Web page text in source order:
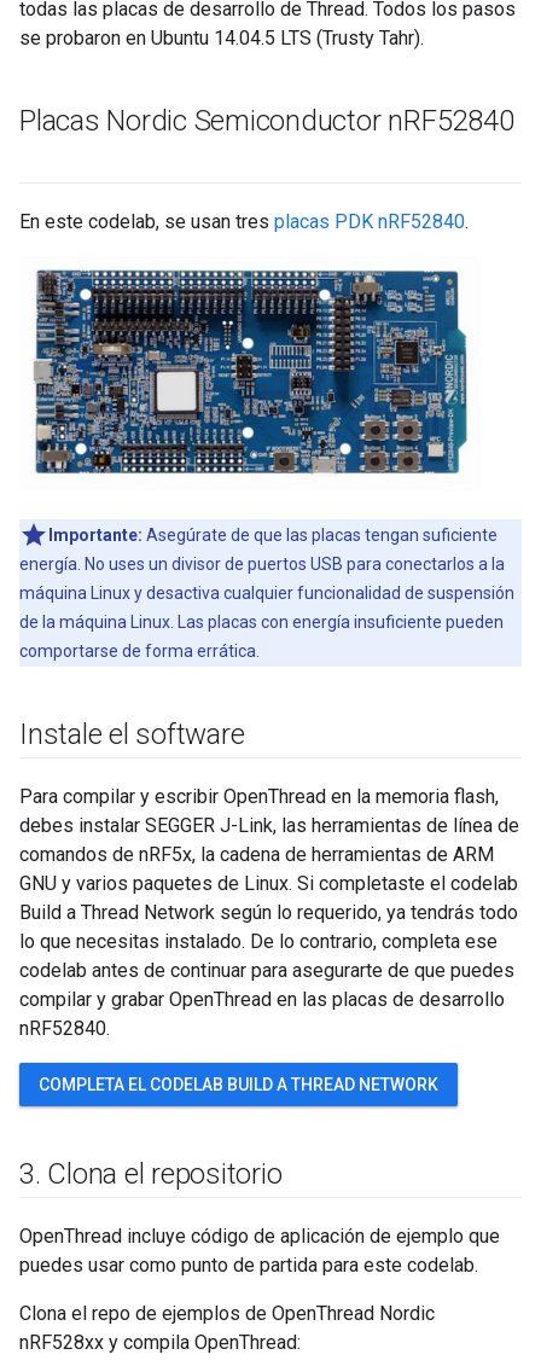
todas las placas de desarrollo de Thread. Todos los pasos
se probaron en Ubuntu 14.04.5 LTS (Trusty Tahr).
Placas Nordic Semiconductor nRF52840
En este codelab, se usan tres placas PDK nRF52840.
Importante: Asegúrate de que las placas tengan suficiente
energía. No uses un divisor de puertos USB para conectarlos a la
máquina Linux y desactiva cualquier funcionalidad de suspensión
de la máquina Linux. Las placas con energía insuficiente pueden
comportarse de forma errática.
Instale el software
Para compilar y escribir OpenThread en la memoria flash,
debes instalar SEGGER J-Link, las herramientas de línea de
comandos de nRF5x, la cadena de herramientas de ARM
GNU y varios paquetes de Linux. Si completaste el codelab
Build a Thread Network según lo requerido, ya tendrás todo
lo que necesitas instalado. De lo contrario, completa ese
codelab antes de continuar para asegurarte de que puedes
compilar y grabar OpenThread en las placas de desarrollo
nRF52840.
COMPLETA EL CODELAB BUILD A THREAD NETWORK
3. Clona el repositorio
OpenThread incluye código de aplicación de ejemplo que
puedes usar como punto de partida para este codelab.
Clona el repo de ejemplos de OpenThread Nordic
nRF528xx y compila OpenThread: